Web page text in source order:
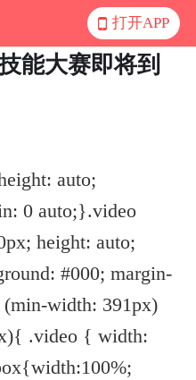
打开APP
能大赛即将到
auto;
0 auto;}.video
height: auto;
#000; margin-
width: 391px)
.video { width: